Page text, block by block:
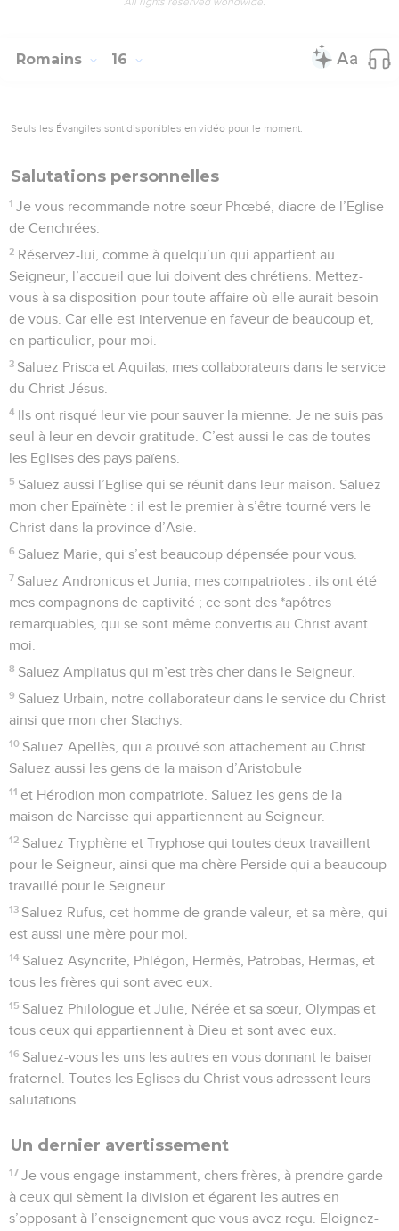
Romains 16
Seuls les Évangiles sont disponibles en vidéo pour le moment.
Salutations personnelles
1 Je vous recommande notre sœur Phœbé, diacre de l’Eglise
de Cenchrées.
2 Réservez-lui, comme à quelqu’un qui appartient au
Seigneur, l’accueil que lui doivent des chrétiens. Mettez-
vous à sa disposition pour toute affaire où elle aurait besoin
de vous. Car elle est intervenue en faveur de beaucoup et,
en particulier, pour moi.
3 Saluez Prisca et Aquilas, mes collaborateurs dans le service
du Christ Jésus.
4 Ils ont risqué leur vie pour sauver la mienne. Je ne suis pas
seul à leur en devoir gratitude. C’est aussi le cas de toutes
les Eglises des pays païens.
5 Saluez aussi l’Eglise qui se réunit dans leur maison. Saluez
mon cher Epaïnète : il est le premier à s’être tourné vers le
Christ dans la province d’Asie.
6 Saluez Marie, qui s’est beaucoup dépensée pour vous.
7 Saluez Andronicus et Junia, mes compatriotes : ils ont été
mes compagnons de captivité ; ce sont des *apôtres
remarquables, qui se sont même convertis au Christ avant
moi.
8 Saluez Ampliatus qui m’est très cher dans le Seigneur.
9 Saluez Urbain, notre collaborateur dans le service du Christ
ainsi que mon cher Stachys.
10 Saluez Apellès, qui a prouvé son attachement au Christ.
Saluez aussi les gens de la maison d’Aristobule
11 et Hérodion mon compatriote. Saluez les gens de la
maison de Narcisse qui appartiennent au Seigneur.
12 Saluez Tryphène et Tryphose qui toutes deux travaillent
pour le Seigneur, ainsi que ma chère Perside qui a beaucoup
travaillé pour le Seigneur.
13 Saluez Rufus, cet homme de grande valeur, et sa mère, qui
est aussi une mère pour moi.
14 Saluez Asyncrite, Phlégon, Hermès, Patrobas, Hermas, et
tous les frères qui sont avec eux.
15 Saluez Philologue et Julie, Nérée et sa sœur, Olympas et
tous ceux qui appartiennent à Dieu et sont avec eux.
16 Saluez-vous les uns les autres en vous donnant le baiser
fraternel. Toutes les Eglises du Christ vous adressent leurs
salutations.
Un dernier avertissement
17 Je vous engage instamment, chers frères, à prendre garde
à ceux qui sèment la division et égarent les autres en
s’opposant à l’enseignement que vous avez reçu. Eloignez-